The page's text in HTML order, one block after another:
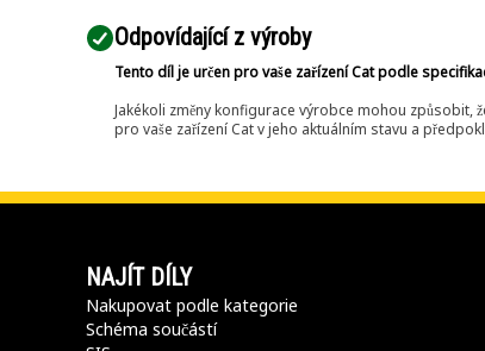
Odpovídající z výroby
Tento díl je určen pro vaše zařízení Cat podle
Jakékoli změny konfigurace výrobce mohou
pro vaše zařízení Cat v jeho aktuálním stavu a
NAJÍT DÍLY
Nakupovat podle kategorie
Schéma součástí